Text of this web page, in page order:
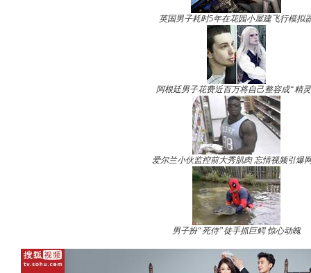
英国男子耗时5年在花园小屋建飞行模拟
阿根廷男子花费近百万将自己整容成“精
爱尔兰小伙监控前大秀肌肉 忘情视频引爆
男子扮“死侍”徒手抓巨鳄 惊心动魄